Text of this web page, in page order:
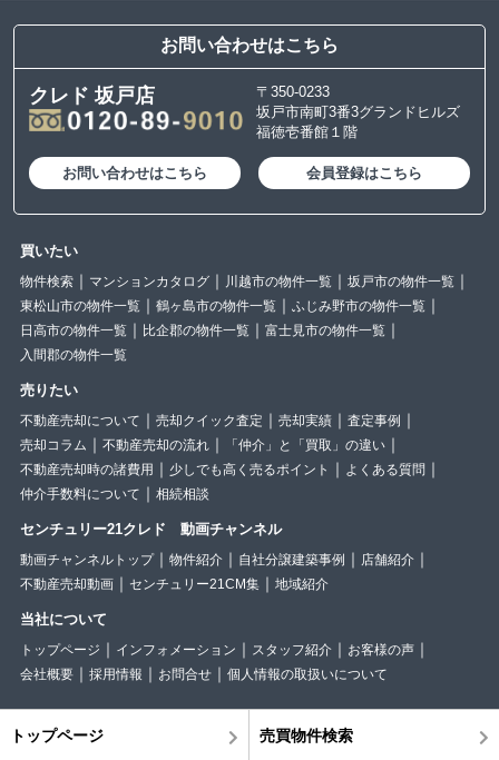
お問い合わせはこちら
クレド 坂戸店
〒350-0233
坂戸市南町3番3グランドヒルズ
福徳壱番館１階
お問い合わせはこちら 会員登録はこちら
買いたい
物件検索 マンションカタログ 川越市の物件一覧
坂戸市の物件一覧
東松山市の物件一覧
鶴ヶ島市の物件一覧
ふじみ野市の物件一覧
日高市の物件一覧
比企郡の物件一覧
富士見市の物件一覧
入間郡の物件一覧
売りたい
不動産売却について 売却クイック査定 売却実績
査定事例
売却コラム
不動産売却の流れ
「仲介」と「買取」の違い
不動産売却時の諸費用
少しでも高く売るポイント
よくある質問
仲介手数料について
相続相談
センチュリー21クレド 動画チャンネル
動画チャンネルトップ 物件紹介 自社分譲建築事例
店舗紹介
不動産売却動画
センチュリー21CM集 地域紹介
当社について
トップページ インフォメーション スタッフ紹介
お客様の声
会社概要
採用情報 お問合せ 個人情報の取扱いについて
トップページ 売買物件検索